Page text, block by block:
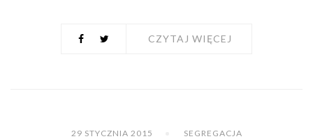
CZYTAJ WIĘCEJ
29 STYCZNIA 2015 SEGREGACJA